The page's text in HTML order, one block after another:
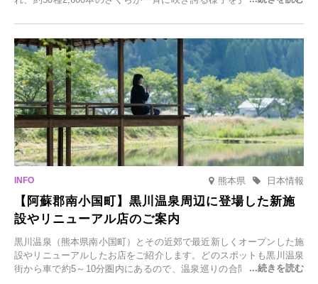
日(月)～2026年2月28日(土)の期間、「冬に咲くさくらライトアップ」
を開催します。
熊本県 日本情報
【阿蘇郡南小国町】黒川温泉周辺に登場した新施
設やリニューアル店のご案内
黒川温泉（熊本県南小国町）とその近郊で最近新しくオープンした施
設やリニューアルしたお店をご紹介します。どのスポットも黒川温泉
街から車で約5～10分圏内にあるので、温泉巡りの合間に気軽に立ち